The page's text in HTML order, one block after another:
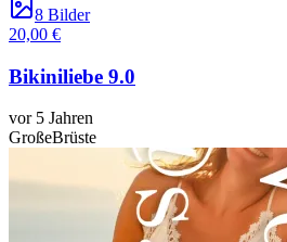
8 Bilder
20,00 €
Bikiniliebe 9.0
vor 5 Jahren
GroßeBrüste